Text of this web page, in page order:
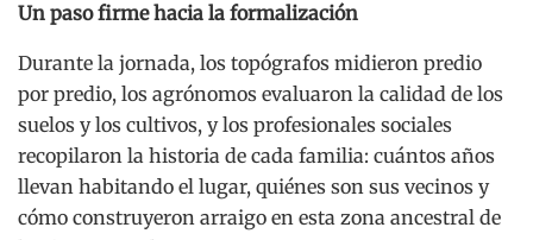
Un paso firme hacia la formalización
Durante la jornada, los topógrafos midieron predio
por predio, los agrónomos evaluaron la calidad de los
suelos y los cultivos, y los profesionales sociales
recopilaron la historia de cada familia: cuántos años
llevan habitando el lugar, quiénes son sus vecinos y
cómo construyeron arraigo en esta zona ancestral de